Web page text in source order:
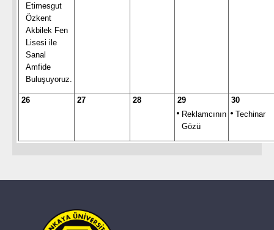
Etimesgut
Özkent
Akbilek Fen
Lisesi ile
Sanal
Amfide
Buluşuyoruz.
26 27 28
29
Reklamcının
Gözü
30
Techinar